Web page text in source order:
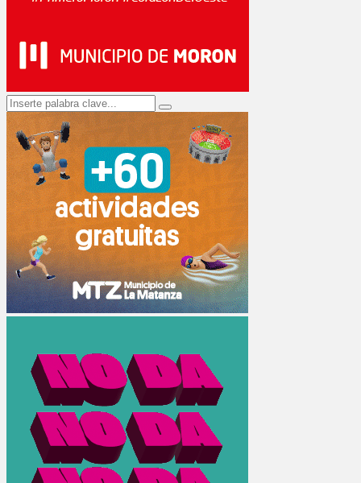
Search
for:
Search